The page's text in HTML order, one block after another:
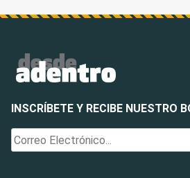
INSCRÍBETE Y RECIBE NUESTRO